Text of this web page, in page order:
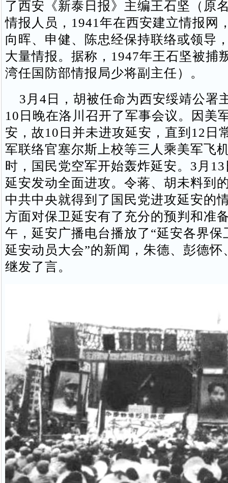
了西安《新泰日报》主编王石坚（原
情报人员，1941年在西安建立情报网
向晖、申健、陈忠经保持联络或领导
大量情报。据称，1947年王石坚被捕
湾任国防部情报局少将副主任）。
3月4日，胡被任命为西安绥靖公署
10日晚在洛川召开了军事会议。因美
安，故10日并未进攻延安，直到12日
军联络官塞尔斯上校等三人乘美军飞
时，国民党空军开始轰炸延安。3月
延安发动全面进攻。令蒋、胡未料到
中共中央就得到了国民党进攻延安的
方面对保卫延安有了充分的预判和准
午，延安广播电台播放了“延安各界保
延安动员大会”的新闻，朱德、彭德怀
继发了言。